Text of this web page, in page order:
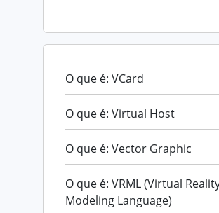
O que é: VCard
O que é: Virtual Host
O que é: Vector Graphic
O que é: VRML (Virtual
Modeling Language)